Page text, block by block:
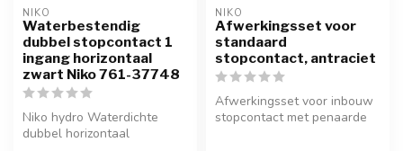
NIKO
Waterbestendig
dubbel stopcontact 1
ingang horizontaal
zwart Niko 761-37748
Niko hydro Waterdichte
dubbel horizontaal
NIKO
Afwerkingsset voor
standaard
stopcontact, antraciet
Afwerkingsset voor inbouw
stopcontact met penaarde